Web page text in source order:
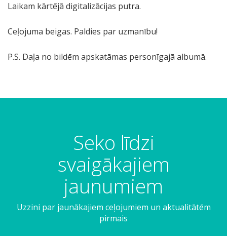
Laikam kārtējā digitalizācijas putra.
Ceļojuma beigas. Paldies par uzmanību!
P.S. Daļa no bildēm apskatāmas personīgajā albumā.
Seko līdzi
svaigākajiem
jaunumiem
Uzzini par jaunākajiem ceļojumiem un aktualitātēm
pirmais